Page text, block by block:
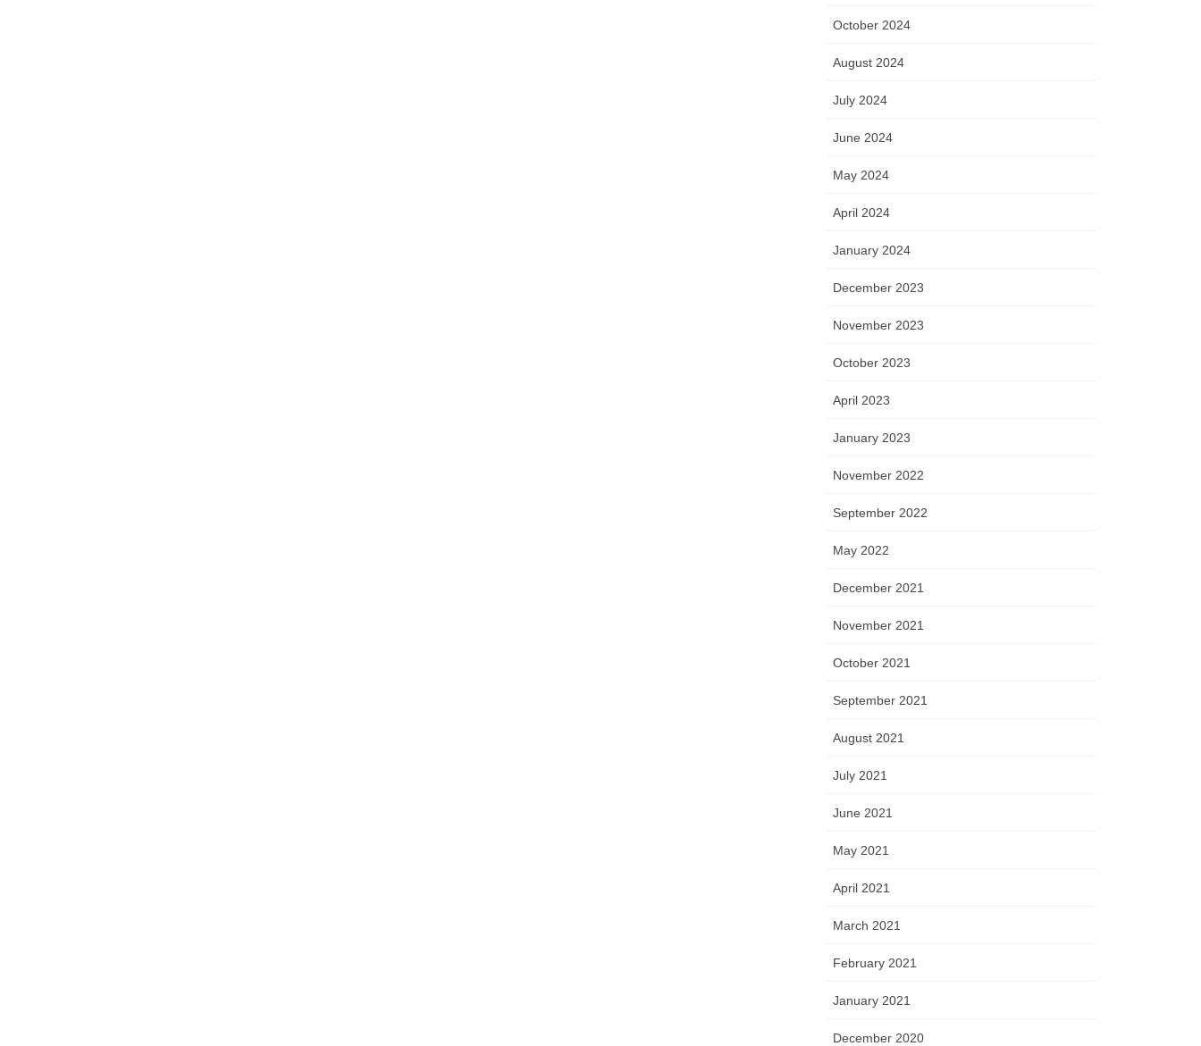
October 2024
August 2024
July 2024
June 2024
May 2024
April 2024
January 2024
December 2023
November 2023
October 2023
April 2023
January 2023
November 2022
September 2022
May 2022
December 2021
November 2021
October 2021
September 2021
August 2021
July 2021
June 2021
May 2021
April 2021
March 2021
February 2021
January 2021
December 2020